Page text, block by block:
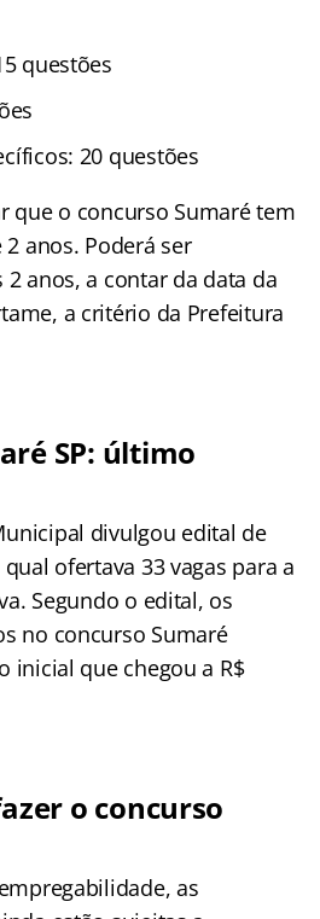
questões
20 questões
que o concurso Sumaré tem
anos. Poderá ser
anos, a contar da data da
a critério da Prefeitura
SP: último
divulgou edital de
ofertava 33 vagas para a
Segundo o edital, os
no concurso Sumaré
inicial que chegou a R$
o concurso
as